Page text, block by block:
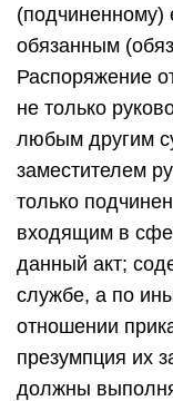
(подчиненному)
обязанным
Распоряжение
не только
любым другим
заместителем
только
входящим в
данный акт;
службе, а по
отношении
презумпция их
должны